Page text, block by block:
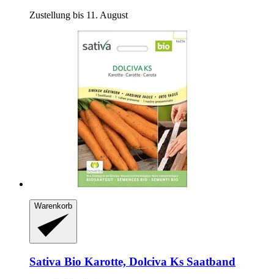
Zustellung bis 11. August
Warenkorb
Sativa Bio Karotte, Dolciva Ks Saatband